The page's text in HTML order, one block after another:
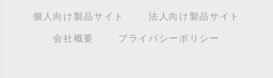
個人向け製品サイト 法人向け製品サイト
会社概要 プライバシーポリシー